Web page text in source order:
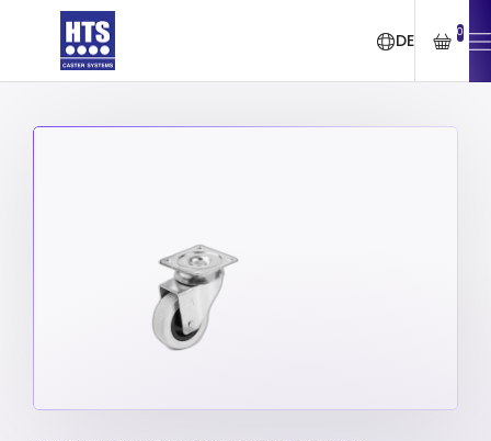
DE 0